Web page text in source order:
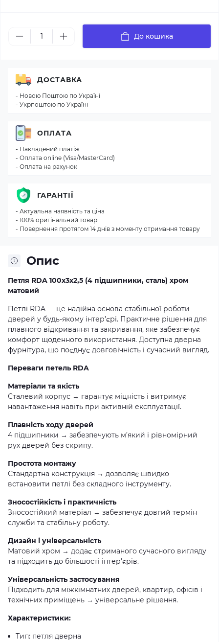
До кошика
Опис
Петля RDA 100x3x2,5 (4 підшипники, сталь) хром
матовий
Петлі RDA — це надійна основа стабільної роботи
дверей у будь-якому інтер’єрі. Практичне рішення для
плавного відкривання та закривання, яке забезпечує
комфорт щоденного використання. Доступна дверна
фурнітура, що поєднує довговічність і сучасний вигляд.
Переваги петель RDA
Матеріали та якість
Сталевий корпус → гарантує міцність і витримує
навантаження навіть при активній експлуатації.
Плавність ходу дверей
4 підшипники → забезпечують м’який і рівномірний
рух дверей без скрипу.
Простота монтажу
Стандартна конструкція → дозволяє швидко
встановити петлі без складного інструменту.
Зносостійкість і практичність
Зносостійкий матеріал → забезпечує довгий термін
служби та стабільну роботу.
Дизайн і універсальність
Матовий хром → додає стриманого сучасного вигляду
та підходить до більшості інтер’єрів.
Універсальність застосування
Підходить для міжкімнатних дверей, квартир, офісів і
технічних приміщень → універсальне рішення.
Характеристики:
Тип: петля дверна
ДОСТАВКА
- Новою Поштою по Україні
- Укрпоштою по Україні
ОПЛАТА
- Накладений платіж
- Оплата online (Visa/MasterCard)
- Оплата на рахунок
ГАРАНТІЇ
- Актуальна наявність та ціна
- 100% оригінальний товар
- Повернення протягом 14 днів з моменту отримання товару